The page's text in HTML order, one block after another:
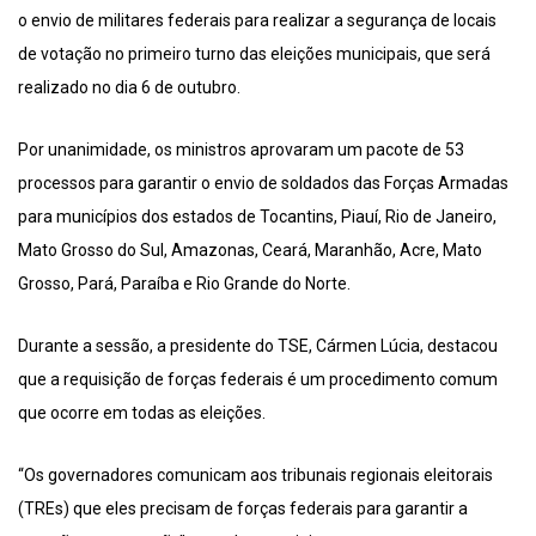
o envio de militares federais para realizar a segurança de locais
de votação no primeiro turno das eleições municipais, que será
realizado no dia 6 de outubro.
Por unanimidade, os ministros aprovaram um pacote de 53
processos para garantir o envio de soldados das Forças Armadas
para municípios dos estados de Tocantins, Piauí, Rio de Janeiro,
Mato Grosso do Sul, Amazonas, Ceará, Maranhão, Acre, Mato
Grosso, Pará, Paraíba e Rio Grande do Norte.
Durante a sessão, a presidente do TSE, Cármen Lúcia, destacou
que a requisição de forças federais é um procedimento comum
que ocorre em todas as eleições.
“Os governadores comunicam aos tribunais regionais eleitorais
(TREs) que eles precisam de forças federais para garantir a